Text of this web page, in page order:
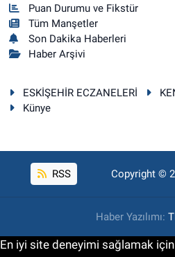
Puan Durumu ve Fikstür
Tüm Manşetler
Son Dakika Haberleri
Haber Arşivi
ESKİŞEHİR ECZANELERİ
Künye
RSS Copyright ©
Haber Yazılımı:
En iyi site deneyimi sağlamak